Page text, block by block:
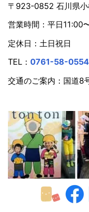
〒923-0852 石川県
営業時間：平日11:00
定休日：土日祝日
TEL： 0761-58-0554
交通のご案内：国道8